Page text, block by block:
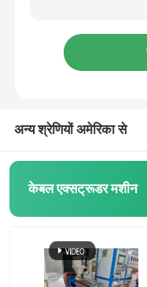
तांबा वेल्डिंग मशीन
लेजर काटने की मशीन
सीसीवी लाइनें
अन्य श्रेणियों अमेरिका से
केबल एक्सट्रूडर मशीन